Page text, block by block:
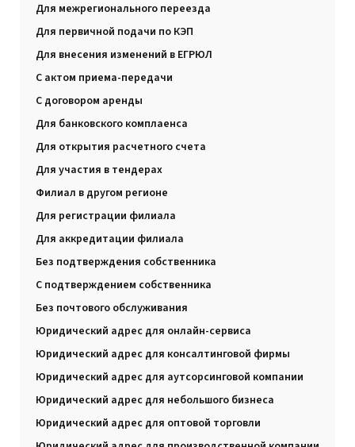
Для межрегионального переезда
Для первичной подачи по КЭП
Для внесения изменений в ЕГРЮЛ
С актом приема-передачи
С договором аренды
Для банковского комплаенса
Для открытия расчетного счета
Для участия в тендерах
Филиал в другом регионе
Для регистрации филиала
Для аккредитации филиала
Без подтверждения собственника
С подтверждением собственника
Без почтового обслуживания
Юридический адрес для онлайн-сервиса
Юридический адрес для консалтинговой фирмы
Юридический адрес для аутсорсинговой компании
Юридический адрес для небольшого бизнеса
Юридический адрес для оптовой торговли